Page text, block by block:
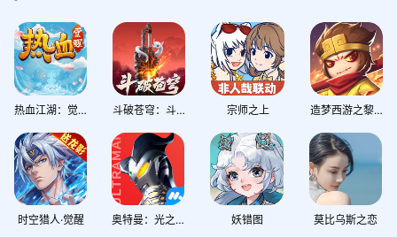
热血江湖：觉醒 斗破苍穹：斗帝之路 宗师之上 造梦西游之黎尤浩劫篇
时空猎人·觉醒 奥特曼：光之战士 妖错图 莫比乌斯之恋